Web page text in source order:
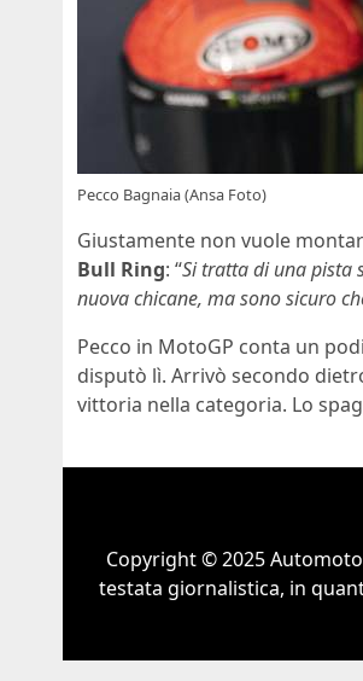
Pecco Bagnaia (Ansa Foto)
Giustamente non vuole
Bull Ring: “Si tratta di una pista
nuova chicane, ma sono sicuro
Pecco in MotoGP conta un
disputò lì. Arrivò secondo
vittoria nella categoria. Lo
Copyright © 2025
testata giornalistica, in